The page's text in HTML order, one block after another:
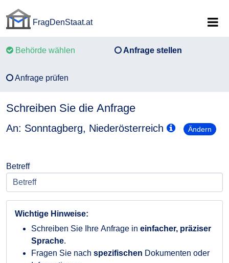
FragDenStaat.at
Behörde wählen Anfrage stellen
Anfrage prüfen
Schreiben Sie die Anfrage
An: Sonntagberg, Niederösterreich Ändern
Betreff
Wichtige Hinweise:
Schreiben Sie Ihre Anfrage in einfacher, präziser
Sprache.
Fragen Sie nach spezifischen Dokumenten oder